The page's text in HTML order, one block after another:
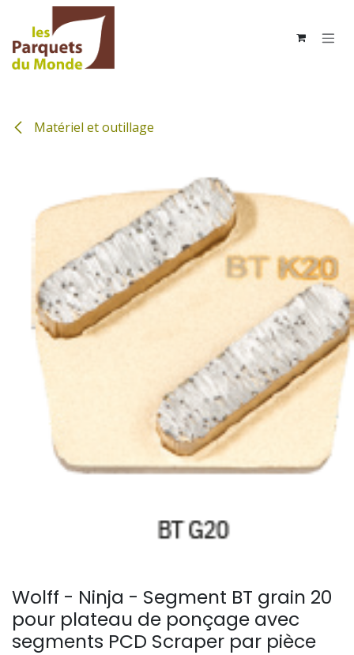
Se rendre au contenu
Matériel et outillage
Wolff - Ninja - Segment BT grain 20
pour plateau de ponçage avec
segments PCD Scraper par pièce